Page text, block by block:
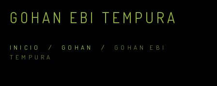
GOHAN EBI TEMPURA
INICIO / GOHAN / GOHAN EBI
TEMPURA